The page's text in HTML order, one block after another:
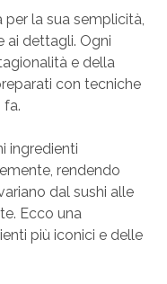
la sua semplicità,
ai dettagli. Ogni
e della
con tecniche
fa.
ingredienti
rendendo
dal sushi alle
Ecco una
più iconici e delle